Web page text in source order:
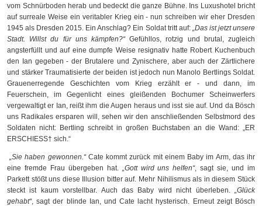
vom Schnürboden herab und bedeckt die ganze Bühne. Ins Luxushotel bricht
auf surreale Weise ein veritabler Krieg ein - nun schreiben wir eher Dresden
1945 als Dresden 2015. Ein Anschlag? Ein Soldat tritt auf: „Das ist jetzt unsere
Stadt. Willst du für uns kämpfen?“Gefühllos, rotzig und brutal, zugleich
angsterfüllt und auf eine dumpfe Weise resignativ hatte Robert Kuchenbuch
den Ian gegeben - der Brutalere und Zynischere, aber auch der Zärtlichere
und stärker Traumatisierte der beiden ist jedoch nun Manolo Bertlings Soldat.
Grauenerregende Geschichten vom Krieg erzählt er - und dann, im
Feuerschein, im Gegenlicht eines gleißenden Bochumer Scheinwerfers
vergewaltigt er Ian, reißt ihm die Augen heraus und isst sie auf. Und da Bösch
uns Radikales ersparen will, sehen wir den anschließenden Selbstmord des
Soldaten nicht: Bertling schreibt in großen Buchstaben an die Wand: „ER
ERSCHIESS† sich.“
„Sie haben gewonnen.“Cate kommt zurück mit einem Baby im Arm, das ihr
eine fremde Frau übergeben hat. „Gott wird uns helfen“, sagt sie, und im
Parkett stößt uns diese Illusion bitter auf. Mehr Nihilismus als in diesem Stück
steckt ist kaum vorstellbar. Auch das Baby wird nicht überleben. „Glück
gehabt“, sagt der blinde Ian, und Cate lacht hysterisch. Erneut zeigt Bösch